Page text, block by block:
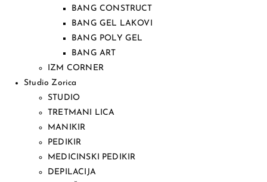
BANG CONSTRUCT
BANG GEL LAKOVI
BANG POLY GEL
BANG ART
IZM CORNER
Studio Zorica
STUDIO
TRETMANI LICA
MANIKIR
PEDIKIR
MEDICINSKI PEDIKIR
DEPILACIJA